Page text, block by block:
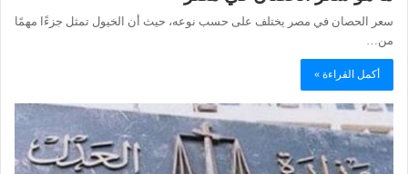
سعر الحصان في مصر يختلف على حسب نوعه، حيث أن الخيول تمثل جزءًا مهمًا
من…
أكمل القراءة »